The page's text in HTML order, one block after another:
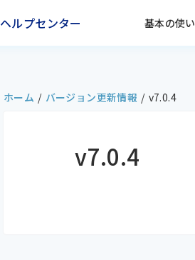
ヘルプセンター 基本の使
ホーム / バージョン更新情報 / v7.0.4
v7.0.4